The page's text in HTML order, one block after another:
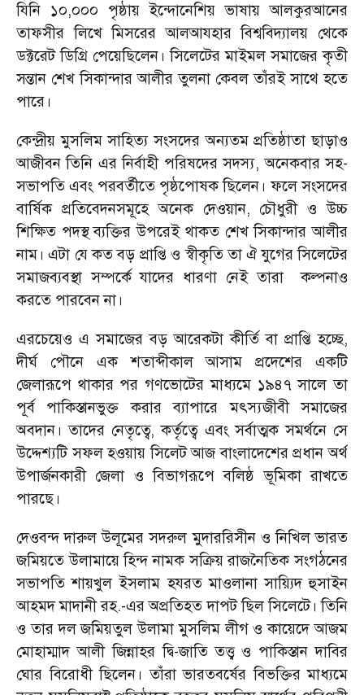
যিনি ১০,০০০ পৃষ্ঠায় ইন্দোনেশিয় ভাষায় আলকুরআনের
তাফসীর লিখে মিসরের আলআযহার বিশ্ববিদ্যালয় থেকে
ডক্টরেট ডিগ্রি পেয়েছিলেন। সিলেটের মাইমল সমাজের কৃতী
সন্তান শেখ সিকান্দার আলীর তুলনা কেবল তাঁরই সাথে হতে
পারে।
কেন্দ্রীয় মুসলিম সাহিত্য সংসদের অন্যতম প্রতিষ্ঠাতা ছাড়াও
আজীবন তিনি এর নির্বাহী পরিষদের সদস্য, অনেকবার সহ-
সভাপতি এবং পরবর্তীতে পৃষ্ঠপোষক ছিলেন। ফলে সংসদের
বার্ষিক প্রতিবেদনসমূহে অনেক দেওয়ান, চৌধুরী ও উচ্চ
শিক্ষিত পদস্থ ব্যক্তির উপরেই থাকত শেখ সিকান্দার আলীর
নাম। এটা যে কত বড় প্রাপ্তি ও স্বীকৃতি তা ঐ যুগের সিলেটের
সমাজব্যবস্থা সম্পর্কে যাদের ধারণা নেই তারা কল্পনাও
করতে পারবেন না।
এরচেয়েও এ সমাজের বড় আরেকটা কীর্তি বা প্রাপ্তি হচ্ছে,
দীর্ঘ পৌনে এক শতাব্দীকাল আসাম প্রদেশের একটি
জেলারূপে থাকার পর গণভোটের মাধ্যমে ১৯৪৭ সালে তা
পূর্ব পাকিস্তানভুক্ত করার ব্যাপারে মৎস্যজীবী সমাজের
অবদান। তাদের নেতৃত্বে, কর্তৃত্বে এবং সর্বাত্মক সমর্থনে সে
উদ্দেশ্যটি সফল হওয়ায় সিলেট আজ বাংলাদেশের প্রধান অর্থ
উপার্জনকারী জেলা ও বিভাগরূপে বলিষ্ঠ ভূমিকা রাখতে
পারছে।
দেওবন্দ দারুল উলূমের সদরুল মুদাররিসীন ও নিখিল ভারত
জমিয়তে উলামায়ে হিন্দ নামক সক্রিয় রাজনৈতিক সংগঠনের
সভাপতি শায়খুল ইসলাম হযরত মাওলানা সায়্যিদ হুসাইন
আহমদ মাদানী রহ.-এর অপ্রতিহত দাপট ছিল সিলেটে। তিনি
ও তার দল জমিয়তুল উলামা মুসলিম লীগ ও কায়েদে আজম
মোহাম্মাদ আলী জিন্নাহর দ্বি-জাতি তত্ত্ব ও পাকিস্তান দাবির
ঘোর বিরোধী ছিলেন। তাঁরা ভারতবর্ষের বিভক্তির মাধ্যমে